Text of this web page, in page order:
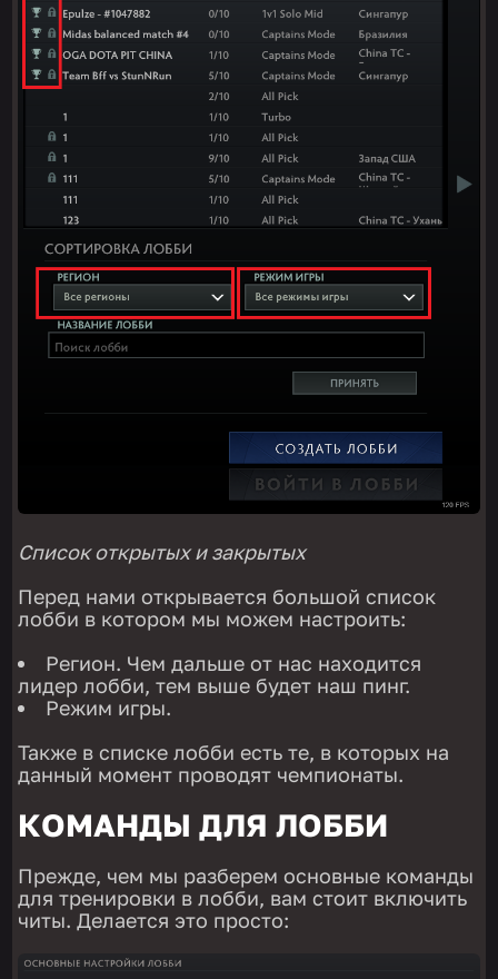
Список открытых и закрытых
Перед нами открывается большой список
лобби в котором мы можем настроить:
Регион. Чем дальше от нас находится
лидер лобби, тем выше будет наш пинг.
Режим игры.
Также в списке лобби есть те, в которых на
данный момент проводят чемпионаты.
КОМАНДЫ ДЛЯ ЛОББИ
Прежде, чем мы разберем основные команды
для тренировки в лобби, вам стоит включить
читы. Делается это просто: